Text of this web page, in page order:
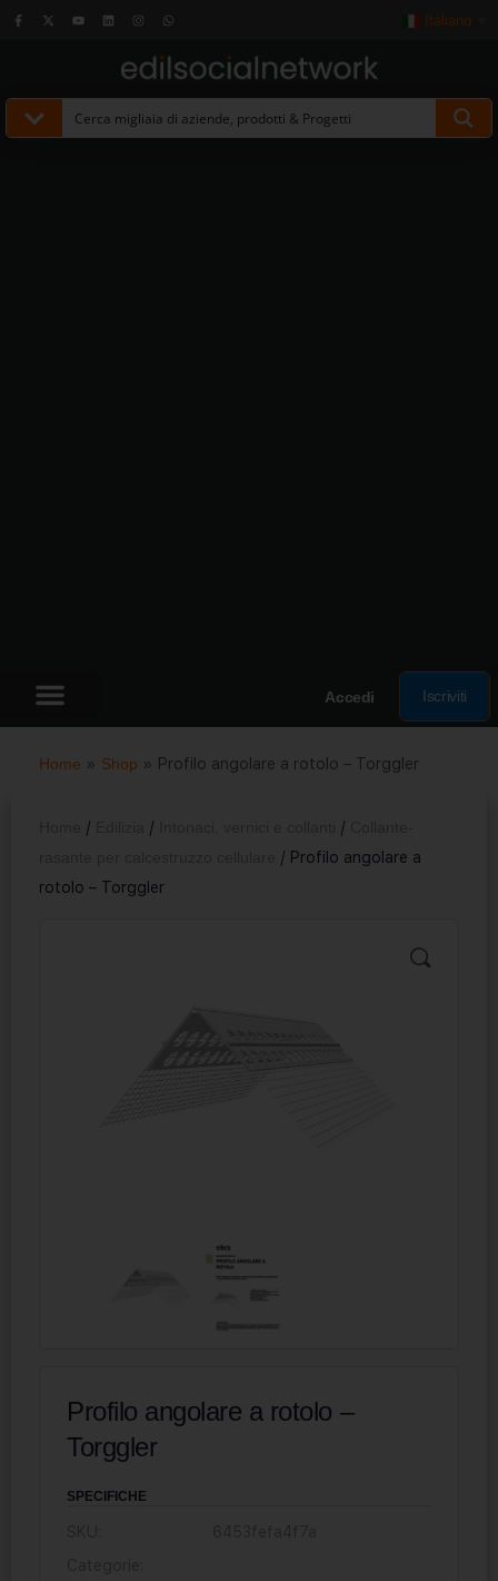
Italiano
Accedi Iscriviti
Home » Shop » Profilo angolare a rotolo – Torggler
/ / /
/ Profilo angolare a
rotolo – Torggler
Profilo angolare a rotolo –
Torggler
SPECIFICHE